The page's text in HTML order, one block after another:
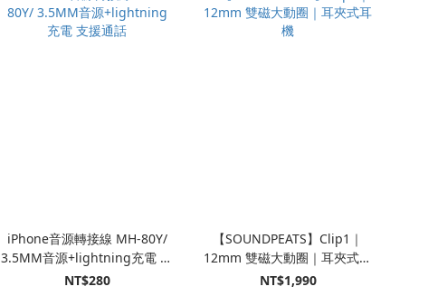
iPhone音源轉接線 MH-80Y/
3.5MM音源+lightning充電 支
援通話
NT$280
【SOUNDPEATS】Clip1｜
12mm 雙磁大動圈｜耳夾式耳
機
NT$1,990